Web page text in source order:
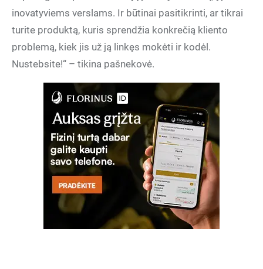
inovatyviems verslams. Ir būtinai pasitikrinti, ar tikrai
turite produktą, kuris sprendžia konkrečią kliento
problemą, kiek jis už ją linkęs mokėti ir kodėl.
Nustebsite!“ – tikina pašnekovė.